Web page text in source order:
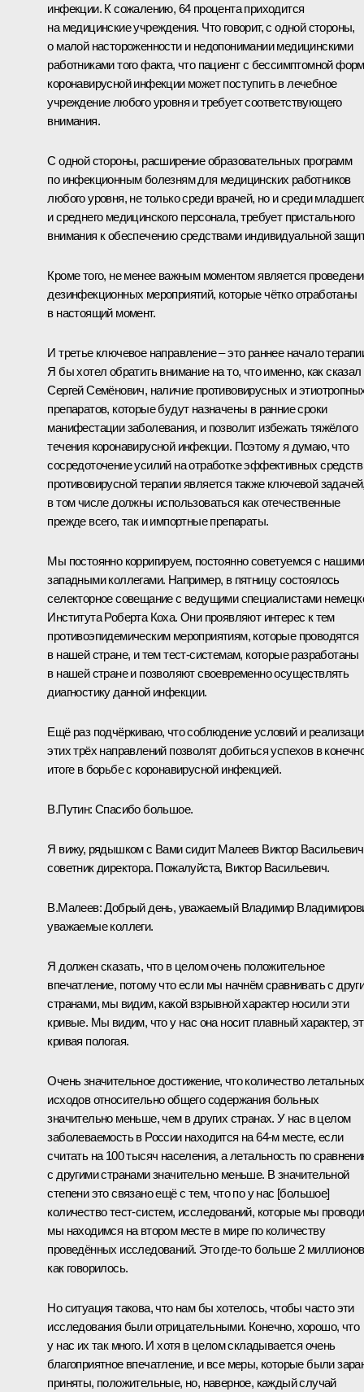
инфекции. К сожалению, 64 процента приходится
на медицинские учреждения. Что говорит, с одной стороны,
о малой настороженности и недопонимании медицинскими
работниками того факта, что пациент с бессимптомной
коронавирусной инфекции может поступить в лечебное
учреждение любого уровня и требует соответствующего
внимания.
С одной стороны, расширение образовательных программ
по инфекционным болезням для медицинских работников
любого уровня, не только среди врачей, но и среди
и среднего медицинского персонала, требует пристального
внимания к обеспечению средствами индивидуальной
Кроме того, не менее важным моментом является
дезинфекционных мероприятий, которые чётко отработаны
в настоящий момент.
И третье ключевое направление – это раннее начало
Я бы хотел обратить внимание на то, что именно, как сказал
Сергей Семёнович, наличие противовирусных и
препаратов, которые будут назначены в ранние сроки
манифестации заболевания, и позволит избежать тяжёлого
течения коронавирусной инфекции. Поэтому я думаю, что
сосредоточение усилий на отработке эффективных средств
противовирусной терапии является также ключевой
в том числе должны использоваться как отечественные
прежде всего, так и импортные препараты.
Мы постоянно корригируем, постоянно советуемся с нашими
западными коллегами. Например, в пятницу состоялось
селекторное совещание с ведущими специалистами
Института Роберта Коха. Они проявляют интерес к тем
противоэпидемическим мероприятиям, которые проводятся
в нашей стране, и тем тест-системам, которые разработаны
в нашей стране и позволяют своевременно осуществлять
диагностику данной инфекции.
Ещё раз подчёркиваю, что соблюдение условий и
этих трёх направлений позволят добиться успехов в
итоге в борьбе с коронавирусной инфекцией.
В.Путин: Спасибо большое.
Я вижу, рядышком с Вами сидит Малеев Виктор
советник директора. Пожалуйста, Виктор Васильевич.
В.Малеев:Добрый день, уважаемый Владимир
уважаемые коллеги.
Я должен сказать, что в целом очень положительное
впечатление, потому что если мы начнём сравнивать с
странами, мы видим, какой взрывной характер носили эти
кривые. Мы видим, что у нас она носит плавный характер,
кривая пологая.
Очень значительное достижение, что количество летальных
исходов относительно общего содержания больных
значительно меньше, чем в других странах. У нас в целом
заболеваемость в России находится на 64-м месте, если
считать на 100 тысяч населения, а летальность по
с другими странами значительно меньше. В значительной
степени это связано ещё с тем, что по у нас [большое]
количество тест-систем, исследований, которые мы
мы находимся на втором месте в мире по количеству
проведённых исследований. Это где-то больше 2
как говорилось.
Но ситуация такова, что нам бы хотелось, чтобы часто эти
исследования были отрицательными. Конечно, хорошо, что
у нас их так много. И хотя в целом складывается очень
благоприятное впечатление, и все меры, которые были
приняты, положительные, но, наверное, каждый случай